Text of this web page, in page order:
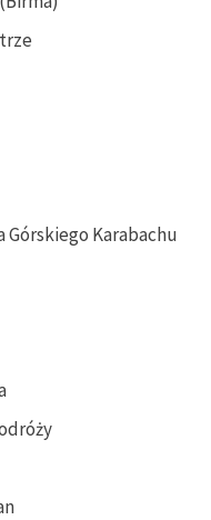
Górskiego Karabachu